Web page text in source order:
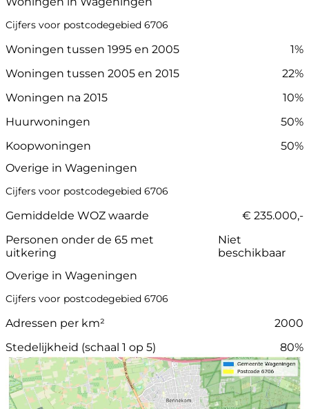
Cijfers voor postcodegebied 6706
Woningen tussen 1995 en 2005
1%
Woningen tussen 2005 en 2015
22%
Woningen na 2015
10%
Huurwoningen
50%
Koopwoningen
50%
Overige in Wageningen
Cijfers voor postcodegebied 6706
Gemiddelde WOZ waarde
€ 235.000,-
Personen onder de 65 met
uitkering
Niet
beschikbaar
Overige in Wageningen
Cijfers voor postcodegebied 6706
Adressen per km²
2000
Stedelijkheid (schaal 1 op 5)
80%